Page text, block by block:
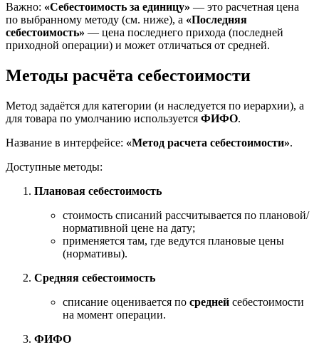
Важно: «Себестоимость за единицу» — это расчетная цена
по выбранному методу (см. ниже), а «Последняя
себестоимость» — цена последнего прихода (последней
приходной операции) и может отличаться от средней.
Методы расчёта себестоимости
Метод задаётся для категории (и наследуется по иерархии), а
для товара по умолчанию используется ФИФО.
Название в интерфейсе: «Метод расчета себестоимости».
Доступные методы:
Плановая себестоимость
стоимость списаний рассчитывается по плановой/
нормативной цене на дату;
применяется там, где ведутся плановые цены
(нормативы).
Средняя себестоимость
списание оценивается по средней себестоимости
на момент операции.
ФИФО